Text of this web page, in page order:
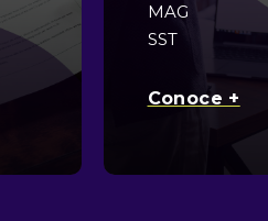
MAG
SST
Conoce +